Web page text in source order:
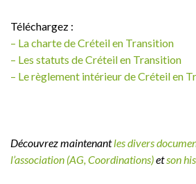
Téléchargez :
– La charte de Créteil en Transition
– Les statuts de Créteil en Transition
– Le règlement intérieur de Créteil en
Découvrez maintenantles divers
l’association (AG, Coordinations)etson